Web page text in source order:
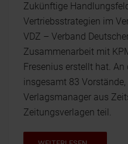
Zukünftige
Vertriebsstrategien im
VDZ – Verband
Zusammenarbeit mit
Fresenius erstellt hat.
insgesamt 83
Verlagsmanager aus
Zeitungsverlagen teil.